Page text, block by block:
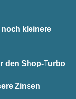
kleinere
den Shop-Turbo
Zinsen